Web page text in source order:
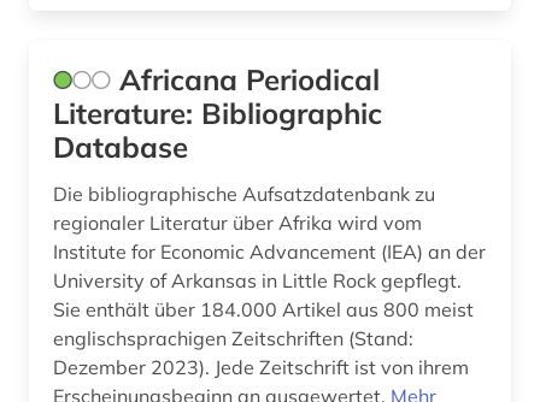
dunhuang (1)
dänemark (2)
dänisch (20)
dänisch-hallesche mission in tranquebar (1)
e-book (2)
e-learning (1)
Africana Periodical
Literature: Bibliographic
Database
Die bibliographische Aufsatzdatenbank zu
regionaler Literatur über Afrika wird vom
Institute for Economic Advancement (IEA) an der
University of Arkansas in Little Rock gepflegt.
Sie enthält über 184.000 Artikel aus 800 meist
englischsprachigen Zeitschriften (Stand:
Dezember 2023). Jede Zeitschrift ist von ihrem
Erscheinungsbeginn an ausgewertet. Mehr